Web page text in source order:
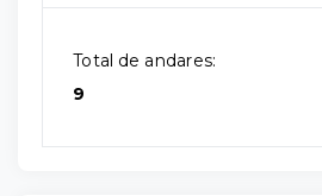
Total de andares:
9